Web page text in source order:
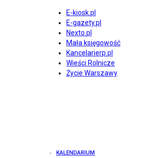
E-kiosk.pl
E-gazety.pl
Nexto.pl
Mała księgowość
Kancelarierp.pl
Wieści Rolnicze
Życie Warszawy
KALENDARIUM